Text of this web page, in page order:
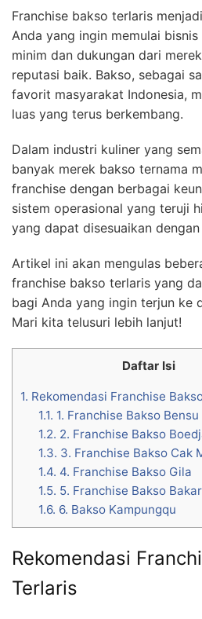
Franchise bakso terlaris
Anda yang ingin memulai
minim dan dukungan dari
reputasi baik. Bakso, sebagai
favorit masyarakat Indonesia,
luas yang terus berkembang.
Dalam industri kuliner yang
banyak merek bakso ternama
franchise dengan berbagai
sistem operasional yang teruji
yang dapat disesuaikan
Artikel ini akan mengulas
franchise bakso terlaris yang
bagi Anda yang ingin terjun ke
Mari kita telusuri lebih lanjut!
Daftar Isi
1. Rekomendasi Franchise
1.1. 1. Franchise Bakso Bensu
1.2. 2. Franchise Bakso
1.3. 3. Franchise Bakso Cak
1.4. 4. Franchise Bakso Gila
1.5. 5. Franchise Bakso
1.6. 6. Bakso Kampungqu
Rekomendasi
Terlaris